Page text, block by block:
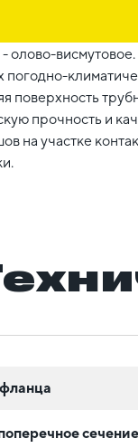
олово-
поверхность
прочность и
на участке